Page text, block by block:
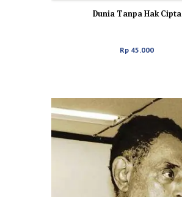
Dunia Tanpa Hak Cipta
Rp 45.000